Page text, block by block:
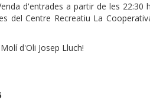
d'entrades a partir de les 22:30
del Centre Recreatiu La
d'Oli Josep Lluch!